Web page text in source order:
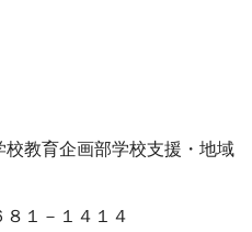
教育企画部学校⽀援・地域
１－１４１４